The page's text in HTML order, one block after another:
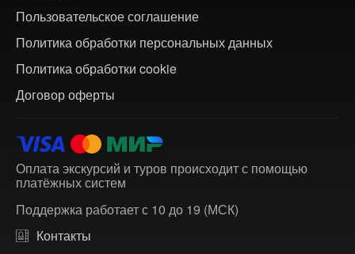
Пользовательское соглашение
Политика обработки персональных данных
Политика обработки cookie
Договор оферты
Оплата экскурсий и туров происходит с помощью
платёжных систем
Поддержка работает с 10 до 19 (МСК)
Контакты